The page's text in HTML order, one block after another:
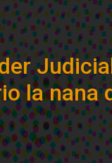
la nana